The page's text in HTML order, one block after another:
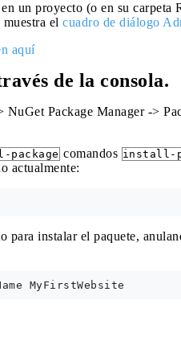
un proyecto (o en su carpeta
el cuadro de diálogo
de la consola.
Package Manager ->
comandos install-
actualmente:
para instalar el paquete,